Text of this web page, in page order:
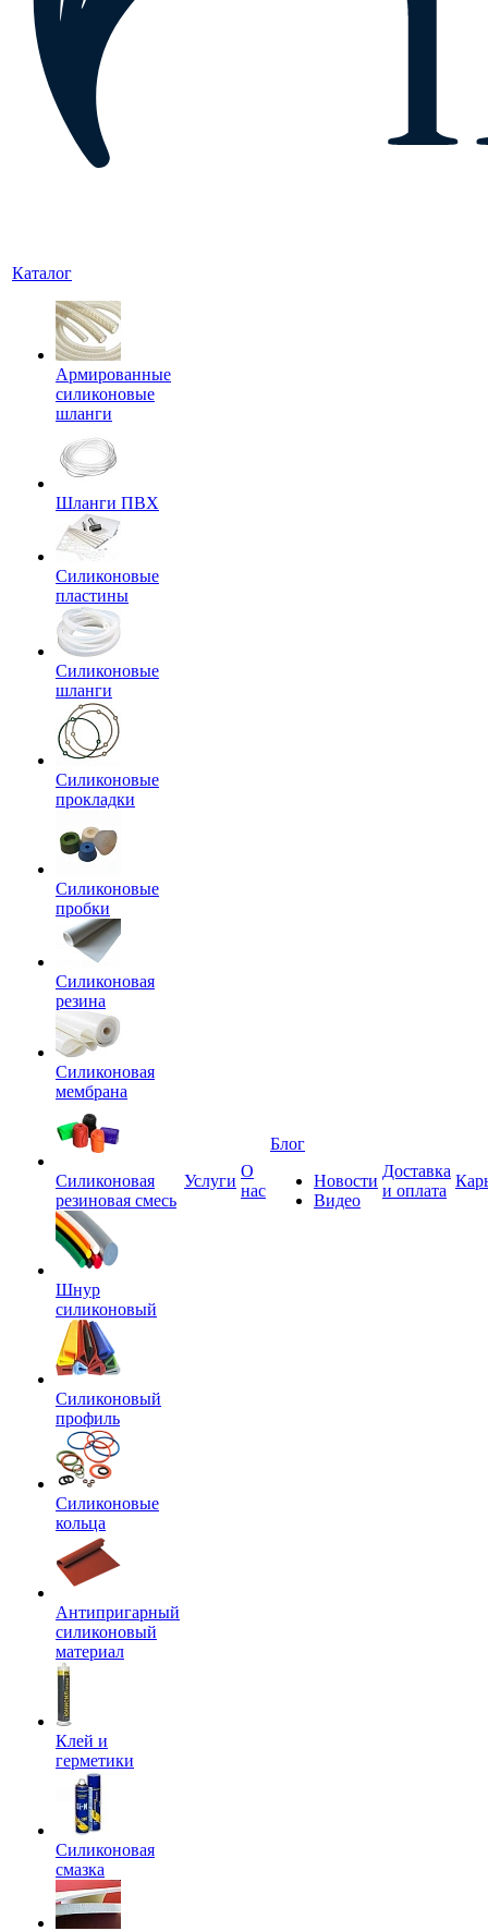
Каталог
Армированные
силиконовые
шланги
Шланги ПВХ
Силиконовые
пластины
Силиконовые
шланги
Силиконовые
прокладки
Силиконовые
пробки
Силиконовая
резина
Силиконовая
мембрана
Силиконовая
резиновая смесь
Шнур
силиконовый
Силиконовый
профиль
Силиконовые
кольца
Антипригарный
силиконовый
материал
Клей и
герметики
Силиконовая
смазка
Услуги
О
нас
Блог
Новости
Видео
Доставка
и оплата